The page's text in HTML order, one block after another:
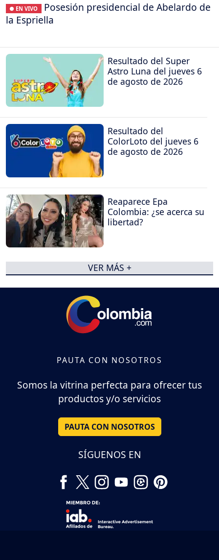
● EN VIVO
Posesión presidencial de Abelardo de
la Espriella
Resultado del Super
Astro Luna del jueves 6
de agosto de 2026
Resultado del
ColorLoto del jueves 6
de agosto de 2026
Reaparece Epa
Colombia: ¿se acerca su
libertad?
VER MÁS +
PAUTA CON NOSOTROS
Somos la vitrina perfecta para ofrecer tus
productos y/o servicios
PAUTA CON NOSOTROS
SÍGUENOS EN